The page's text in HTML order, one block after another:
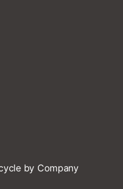
by Company